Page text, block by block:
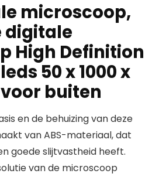
microscoop,
digitale
High Definition
50 x 1000 x
buiten
en de behuizing van deze
van ABS-materiaal, dat
goede slijtvastheid heeft.
van de microscoop